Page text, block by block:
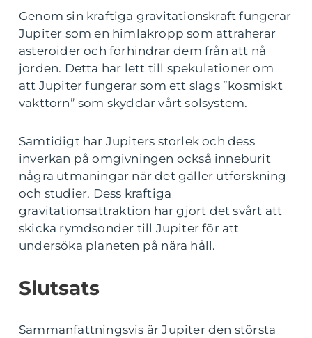
Genom sin kraftiga gravitationskraft fungerar
Jupiter som en himlakropp som attraherar
asteroider och förhindrar dem från att nå
jorden. Detta har lett till spekulationer om
att Jupiter fungerar som ett slags ”kosmiskt
vakttorn” som skyddar vårt solsystem.
Samtidigt har Jupiters storlek och dess
inverkan på omgivningen också inneburit
några utmaningar när det gäller utforskning
och studier. Dess kraftiga
gravitationsattraktion har gjort det svårt att
skicka rymdsonder till Jupiter för att
undersöka planeten på nära håll.
Slutsats
Sammanfattningsvis är Jupiter den största